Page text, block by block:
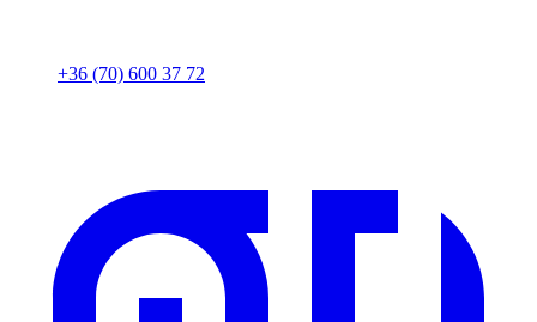
+36 (70) 600 37 72